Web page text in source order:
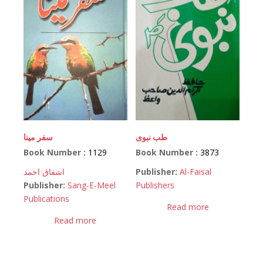
سفر مینا
Book Number : 1129
اشفاق احمد
Publisher: Sang-E-Meel
Publications
Read more
طب نبوی
Book Number :3873
Publisher: Al-Faisal
Publishers
Read more